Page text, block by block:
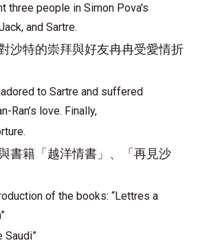
three people in Simon Pova's
and Sartre.
沙特的崇拜與好友冉冉受愛情折
to Sartre and suffered
Ran’s love. Finally,
書籍「越洋情書」、「再見沙
of the books: “Lettres a
Saudi”